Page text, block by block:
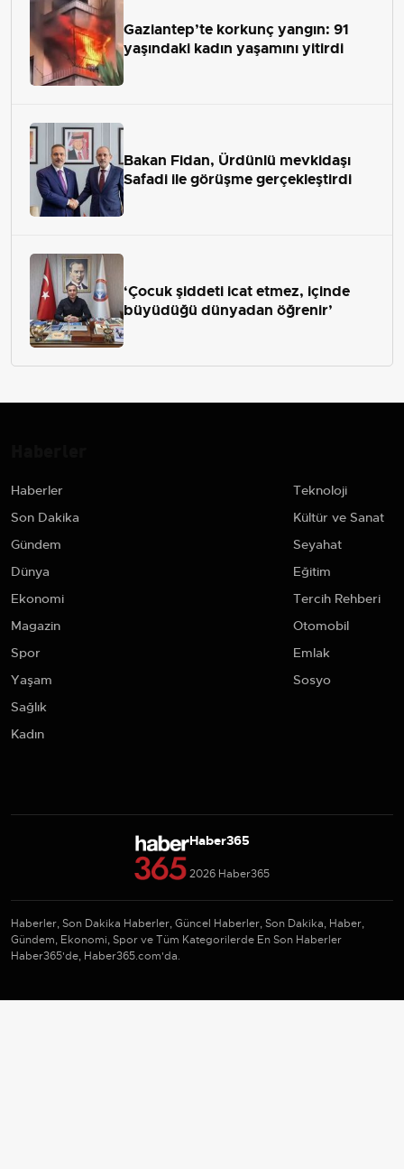
Gaziantep’te korkunç yangın: 91
yaşındaki kadın yaşamını yitirdi
Bakan Fidan, Ürdünlü mevkidaşı
Safadi ile görüşme gerçekleştirdi
‘Çocuk şiddeti icat etmez, içinde
büyüdüğü dünyadan öğrenir’
Haberler
Son Dakika
Gündem
Dünya
Ekonomi
Magazin
Spor
Yaşam
Sağlık
Kadın
Teknoloji
Kültür ve Sanat
Seyahat
Eğitim
Tercih Rehberi
Otomobil
Emlak
Sosyo
Haber365
2026 Haber365
Haberler, Son Dakika Haberler, Güncel Haberler, Son Dakika, Haber,
Gündem, Ekonomi, Spor ve Tüm Kategorilerde En Son Haberler
Haber365'de, Haber365.com'da.